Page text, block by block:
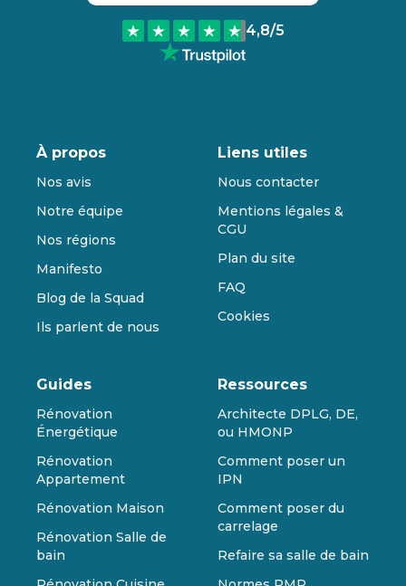
4,8/5
À propos
Nos avis
Notre équipe
Nos régions
Manifesto
Blog de la Squad
Ils parlent de nous
Liens utiles
Nous contacter
Mentions légales &
CGU
Plan du site
FAQ
Cookies
Guides
Rénovation
Énergétique
Rénovation
Appartement
Rénovation Maison
Rénovation Salle de
bain
Ressources
Architecte DPLG, DE,
ou HMONP
Comment poser un
IPN
Comment poser du
carrelage
Refaire sa salle de bain